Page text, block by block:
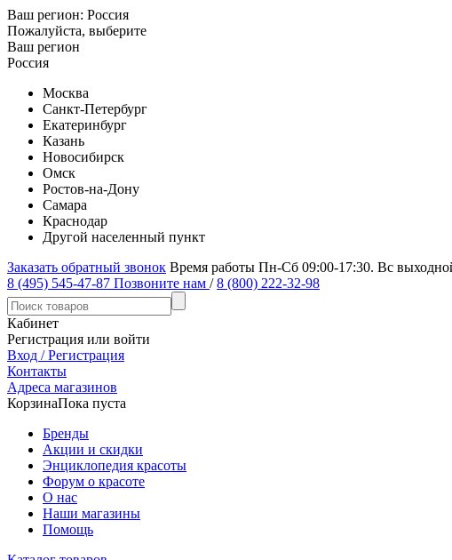
Ваш регион: Россия
Пожалуйста, выберите
Ваш регион
Россия
Москва
Санкт-Петербург
Екатеринбург
Казань
Новосибирск
Омск
Ростов-на-Дону
Самара
Краснодар
Другой населенный пункт
Заказать обратный звонок Время работы Пн-Сб 09:00-17:30. Вс
8 (495) 545-47-87 Позвоните нам / 8 (800) 222-32-98
Кабинет
Регистрация или войти
Вход / Регистрация
Контакты
Адреса магазинов
КорзинаПока пуста
Бренды
Акции и скидки
Энциклопедия красоты
Форум о красоте
О нас
Наши магазины
Помощь